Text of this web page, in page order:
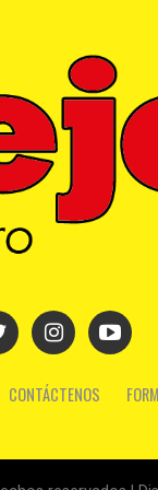
CONTÁCTENOS